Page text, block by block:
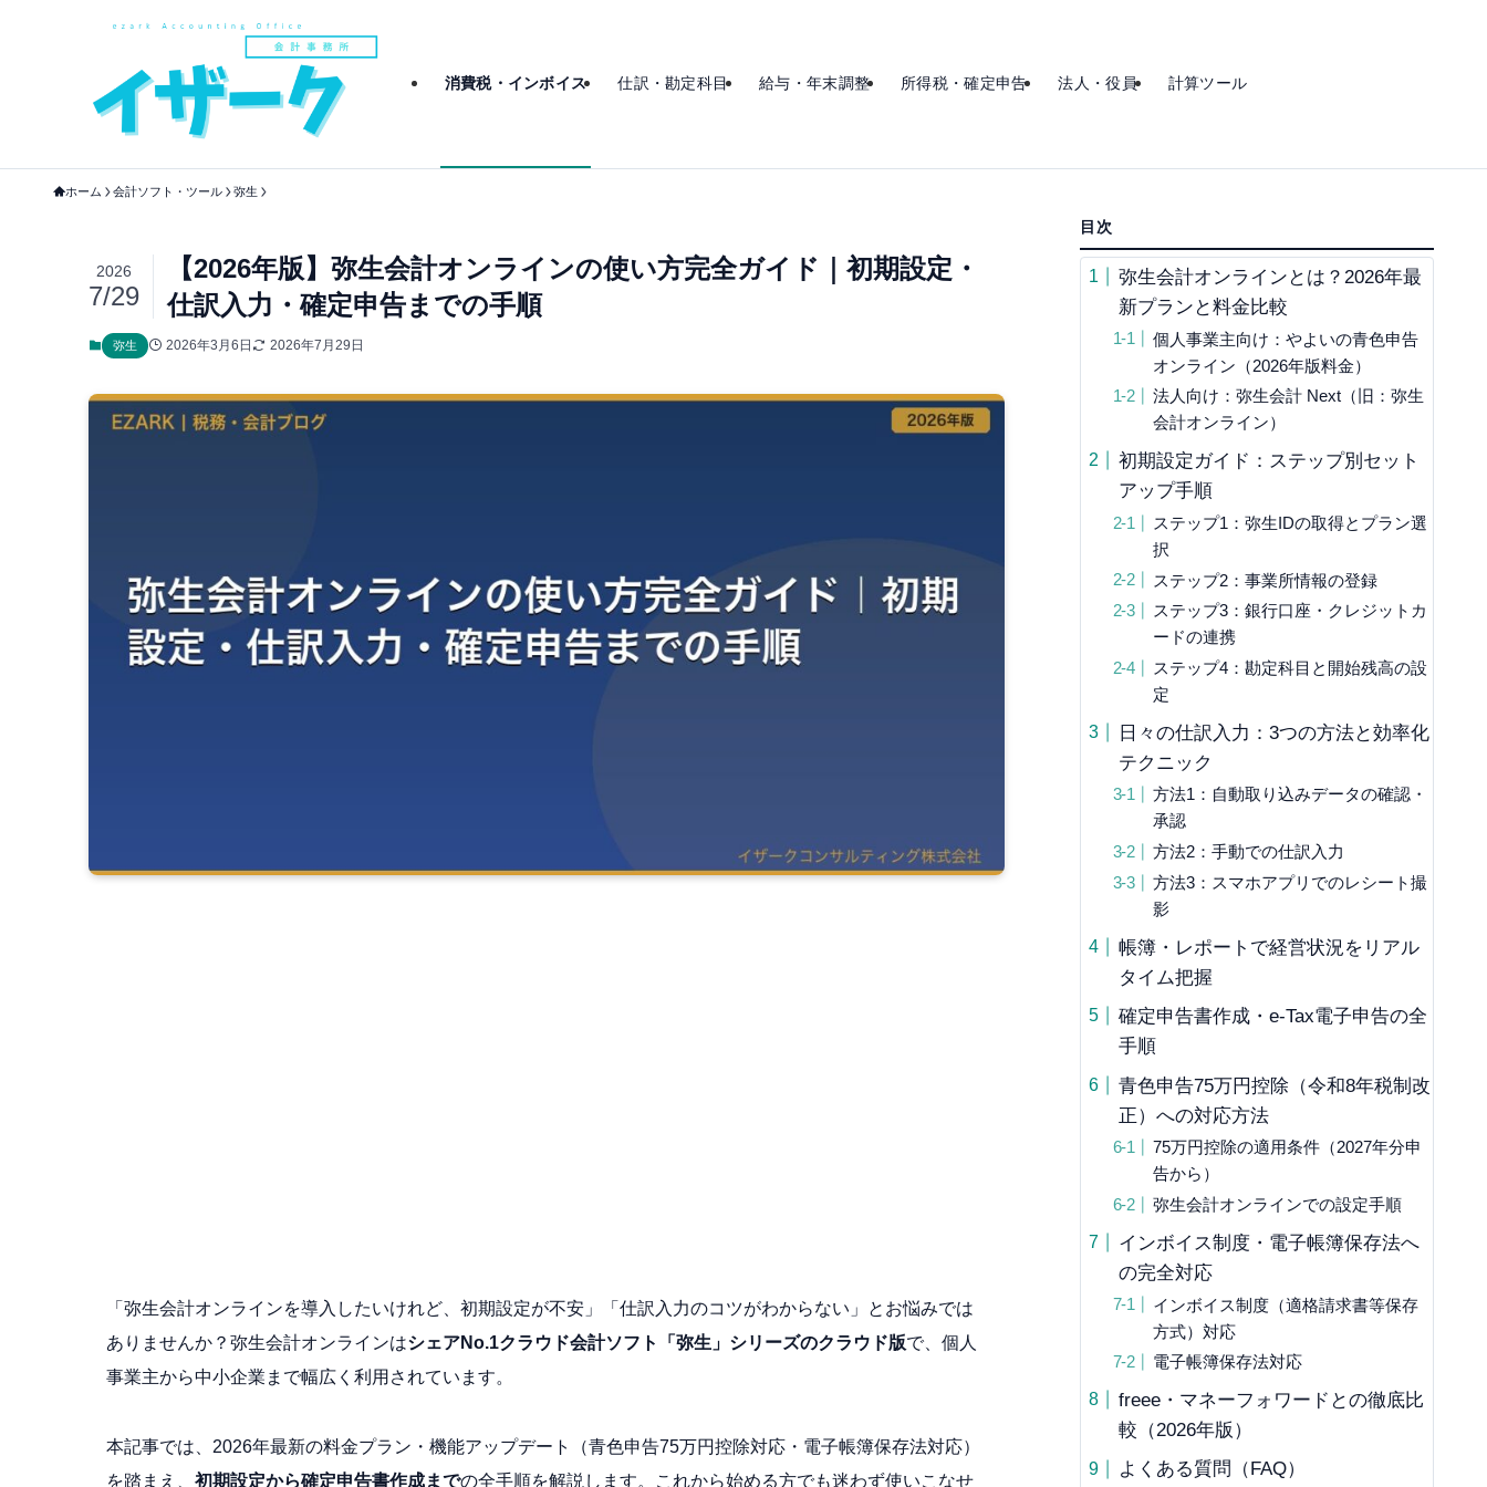
消費税・インボイス 仕訳・勘定科目 給与・年末調整 所得税・確定申告 法人・役員 計算ツール
ホーム 会計ソフト・ツール 弥生
【2026年版】弥生会計オンラインの使い方完全ガイド｜初期設定・
仕訳入力・確定申告までの手順
2026
7/29
弥生 2026年3月6日 2026年7月29日
「弥生会計オンラインを導入したいけれど、初期設定が不安」「仕訳入力のコツがわからない」とお悩みでは
ありませんか？弥生会計オンラインはシェアNo.1クラウド会計ソフト「弥生」シリーズのクラウド版で、個人
事業主から中小企業まで幅広く利用されています。
本記事では、2026年最新の料金プラン・機能アップデート（青色申告75万円控除対応・電子帳簿保存法対応）
を踏まえ、 初期設定から確定申告書作成までの全手順を解説します。これから始める方でも迷わず使いこなせ
目次
弥生会計オンラインとは？2026年最
新プランと料金比較
個人事業主向け：やよいの青色申告
オンライン（2026年版料金）
法人向け：弥生会計 Next（旧：弥生
会計オンライン）
初期設定ガイド：ステップ別セット
アップ手順
ステップ1：弥生IDの取得とプラン選
択
ステップ2：事業所情報の登録
ステップ3：銀行口座・クレジットカ
ードの連携
ステップ4：勘定科目と開始残高の設
定
日々の仕訳入力：3つの方法と効率化
テクニック
方法1：自動取り込みデータの確認・
承認
方法2：手動での仕訳入力
方法3：スマホアプリでのレシート撮
影
帳簿・レポートで経営状況をリアル
タイム把握
確定申告書作成・e-Tax電子申告の全
手順
青色申告75万円控除（令和8年税制改
正）への対応方法
75万円控除の適用条件（2027年分申
告から）
弥生会計オンラインでの設定手順
インボイス制度・電子帳簿保存法へ
の完全対応
インボイス制度（適格請求書等保存
方式）対応
電子帳簿保存法対応
freee・マネーフォワードとの徹底比
較（2026年版）
よくある質問（FAQ）